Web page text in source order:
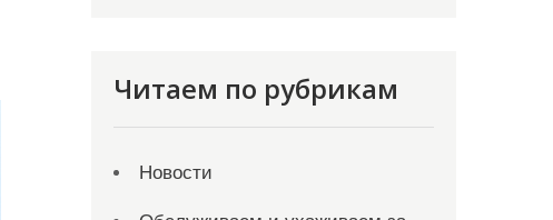
Читаем по рубрикам
Новости